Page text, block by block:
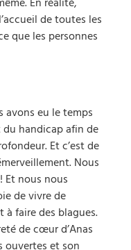
de toutes les
que les personnes
avons eu le temps
du handicap afin de
Et c’est de
Nous
Et nous nous
de vivre de
faire des blagues.
de cœur d’Anas
ouvertes et son